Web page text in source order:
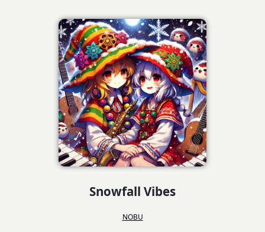
Snowfall Vibes
NOBU